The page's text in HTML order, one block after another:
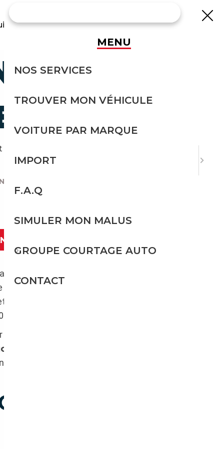
?
administratif de Courtage Auto.
FRANCE ?
de la nature ; tout en restant (chez) soi.
tout en se sentant protéger à
réelles sur la Relance économique du
au toit relevable,
phares de vans et de
au secours de tous les fervents rêveurs
CAR DE
MENU
NOS SERVICES
TROUVER MON VÉHICULE
VOITURE PAR MARQUE
IMPORT
F.A.Q
SIMULER MON MALUS
GROUPE COURTAGE AUTO
CONTACT